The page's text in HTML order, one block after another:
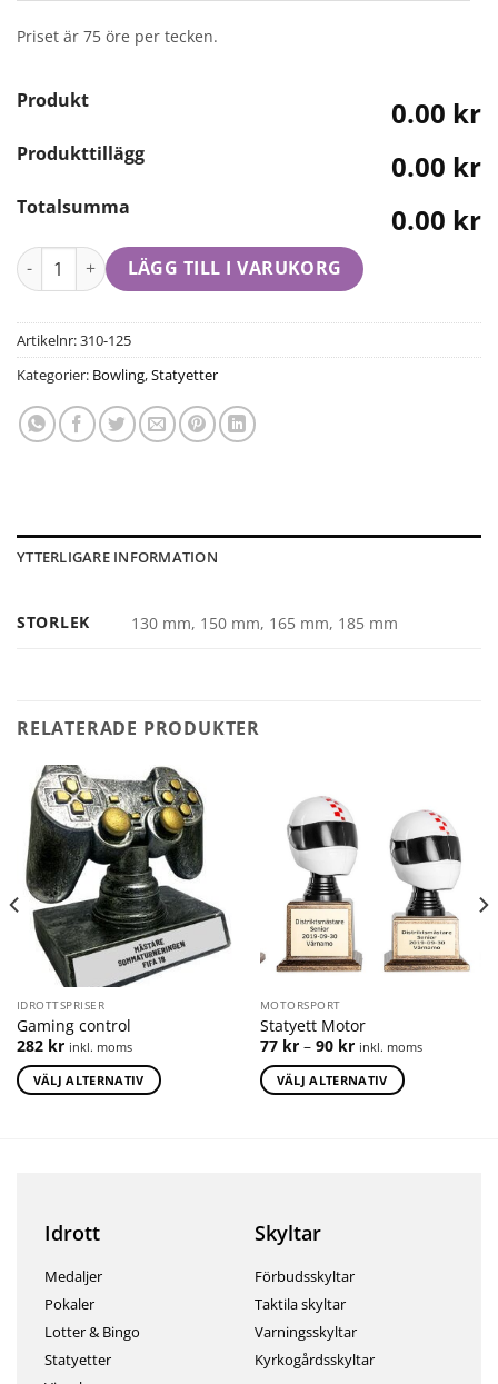
Priset är 75 öre per tecken.
Produkt 0.00 kr
Produkttillägg 0.00 kr
Totalsumma 0.00 kr
LÄGG TILL I VARUKORG
Artikelnr:310-125
Kategorier: Bowling,Statyetter
YTTERLIGARE INFORMATION
STORLEK 130 mm, 150 mm, 165 mm, 185 mm
RELATERADE PRODUKTER
IDROTTSPRISER
Gaming control
282 kr inkl. moms
VÄLJ ALTERNATIV
MOTORSPORT
Statyett Motor
77 kr – 90 kr inkl. moms
VÄLJ ALTERNATIV
Idrott
Medaljer
Pokaler
Lotter & Bingo
Statyetter
Skyltar
Förbudsskyltar
Taktila skyltar
Varningsskyltar
Kyrkogårdsskyltar